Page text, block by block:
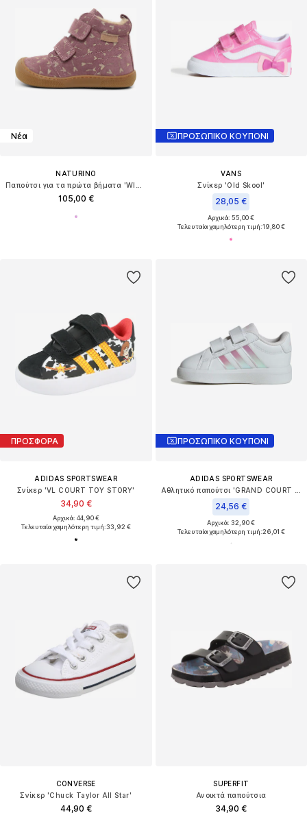
Νέα
NATURINO
105,00 €
ΠΡΟΣΩΠΙΚΟ ΚΟΥΠΟΝΙ
VANS
Σνίκερ 'Old Skool'
28,05 €
Αρχικά: 55,00 €
Τελευταία χαμηλότερη τιμή:19,80 €
ΠΡΟΣΦΟΡΑ
ADIDAS SPORTSWEAR
Σνίκερ 'VL COURT TOY STORY'
34,90 €
Αρχικά: 44,90 €
Τελευταία χαμηλότερη τιμή:33,92 €
ΠΡΟΣΩΠΙΚΟ ΚΟΥΠΟΝΙ
ADIDAS SPORTSWEAR
24,56 €
Αρχικά: 32,90 €
Τελευταία χαμηλότερη τιμή:26,01 €
CONVERSE
Σνίκερ 'Chuck Taylor All Star'
44,90 €
SUPERFIT
Ανοικτά παπούτσια
34,90 €